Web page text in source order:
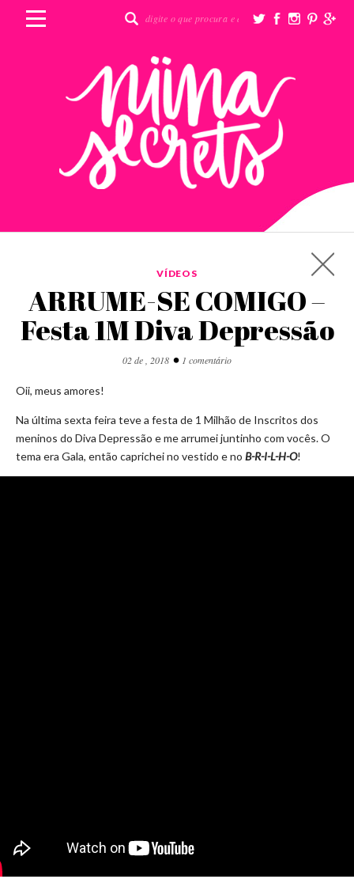
VÍDEOS
ARRUME-SE COMIGO –
Festa 1M Diva Depressão
02 de , 2018 • 1 comentário
Oii, meus amores!
Na última sexta feira teve a festa de 1 Milhão de Inscritos dos
meninos do Diva Depressão e me arrumei juntinho com vocês. O
tema era Gala, então caprichei no vestido e no B-R-I-L-H-O!